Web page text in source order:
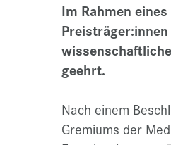
Im Rahmen
geehrt.
Nach einem
Gremiums der